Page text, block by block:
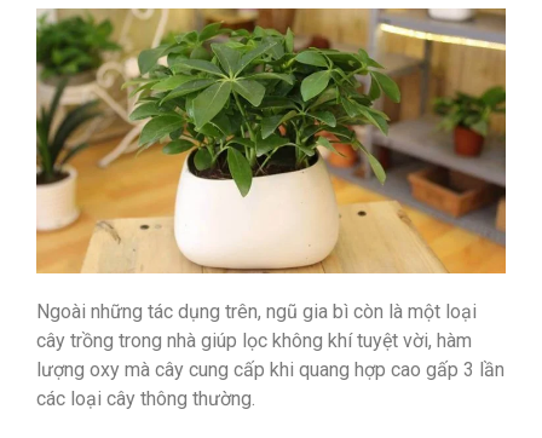
Ngoài những tác dụng trên, ngũ gia bì còn là một loại
cây trồng trong nhà giúp lọc không khí tuyệt vời, hàm
lượng oxy mà cây cung cấp khi quang hợp cao gấp 3 lần
các loại cây thông thường.